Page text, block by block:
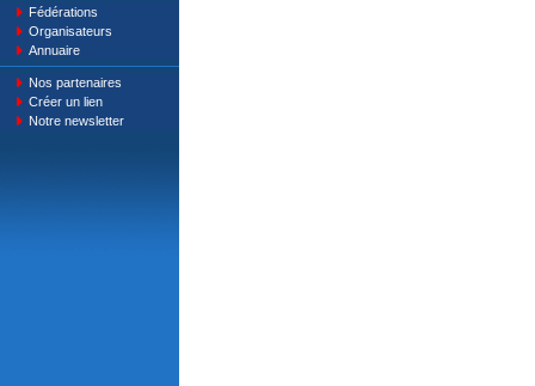
Fédérations
Organisateurs
Annuaire
Nos partenaires
Créer un lien
Notre newsletter